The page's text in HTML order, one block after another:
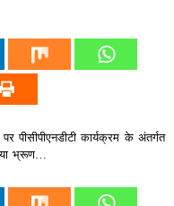
पीसीपीएनडीटी कार्यक्रम के अंतर्गत
भ्रूण…